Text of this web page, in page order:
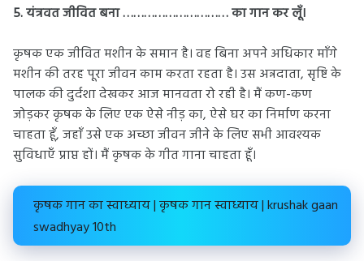
5. यंत्रवत जीवित बना ………………………… का गान कर लूँ।
कृषक एक जीवित मशीन के समान है। वह बिना अपने अधिकार माँगे
मशीन की तरह पूरा जीवन काम करता रहता है। उस अन्नदाता, सृष्टि के
पालक की दुर्दशा देखकर आज मानवता रो रही है। मैं कण-कण
जोड़कर कृषक के लिए एक ऐसे नीड़ का, ऐसे घर का निर्माण करना
चाहता हूँ, जहाँ उसे एक अच्छा जीवन जीने के लिए सभी आवश्यक
सुविधाएँ प्राप्त हों। मैं कृषक के गीत गाना चाहता हूँ।
कृषक गान का स्वाध्याय | कृषक गान स्वाध्याय | krushak gaan
swadhyay 10th